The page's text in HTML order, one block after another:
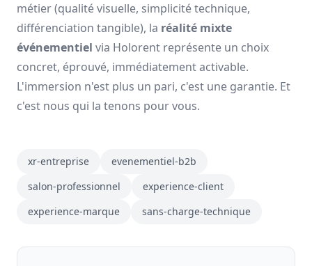
métier (qualité visuelle, simplicité technique,
différenciation tangible), la réalité mixte
événementiel via Holorent représente un choix
concret, éprouvé, immédiatement activable.
L'immersion n'est plus un pari, c'est une garantie. Et
c'est nous qui la tenons pour vous.
xr-entreprise
evenementiel-b2b
salon-professionnel
experience-client
experience-marque
sans-charge-technique